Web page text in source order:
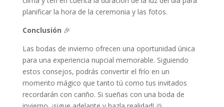
planificar la hora de la ceremonia y las fotos.
Conclusión 🎉
Las bodas de invierno ofrecen una oportunidad única
para una experiencia nupcial memorable. Siguiendo
estos consejos, podrás convertir el frío en un
momento mágico que tanto tú como tus invitados
recordarán con cariño. Si sueñas con una boda de